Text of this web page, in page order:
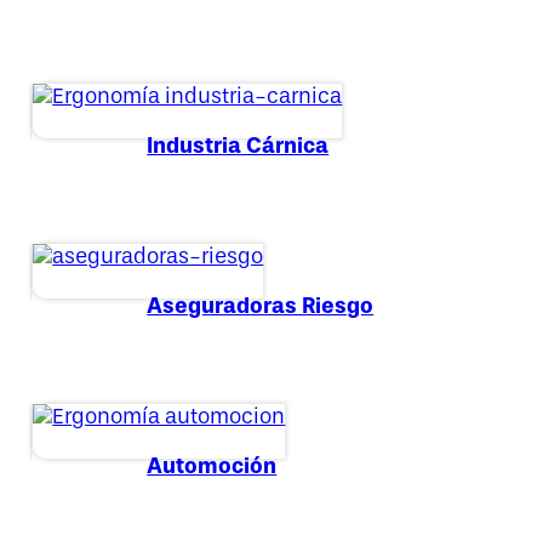
Industria Cárnica
Aseguradoras Riesgo
Automoción